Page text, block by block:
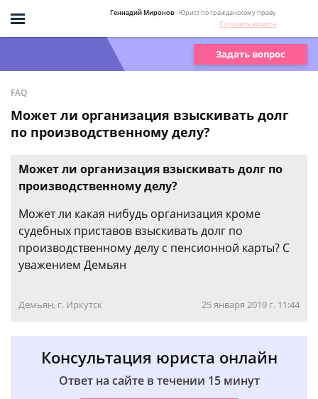
Геннадий Миронов- Юрист по гражданскому праву
Спросить юриста
Задать вопрос
FAQ
Может ли организация взыскивать долг
по производственному делу?
Может ли организация взыскивать долг по
производственному делу?
Может ли какая нибудь организация кроме
судебных приставов взыскивать долг по
производственному делу с пенсионной карты? С
уважением Демьян
Демьян, г. Иркутск 25 января 2019 г. 11:44
Консультация юриста онлайн
Ответ на сайте в течении 15 минут